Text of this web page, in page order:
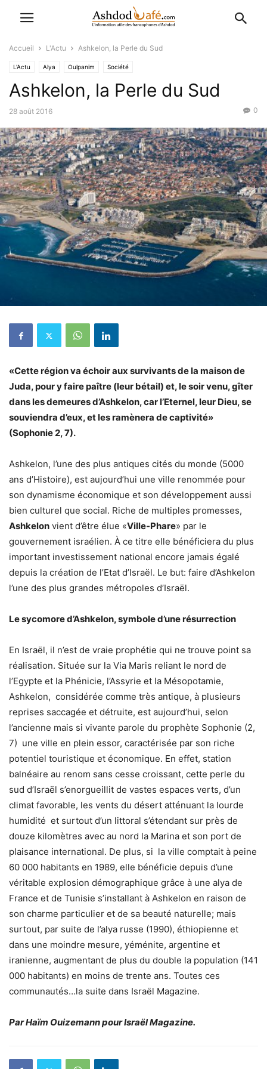
Accueil L'Actu Ashkelon, la Perle du Sud
L'Actu Alya Oulpanim Société
Ashkelon, la Perle du Sud
28 août 2016 0
«Cette région va échoir aux survivants de la maison de
Juda, pour y faire paître (leur bétail) et, le soir venu, gîter
dans les demeures d’Ashkelon, car l’Eternel, leur Dieu, se
souviendra d’eux, et les ramènera de captivité»
(Sophonie 2, 7).
Ashkelon, l’une des plus antiques cités du monde (5000
ans d’Histoire), est aujourd’hui une ville renommée pour
son dynamisme économique et son développement aussi
bien culturel que social. Riche de multiples promesses,
Ashkelon vient d’être élue «Ville-Phare» par le
gouvernement israélien. À ce titre elle bénéficiera du plus
important investissement national encore jamais égalé
depuis la création de l’Etat d’Israël. Le but: faire d’Ashkelon
l’une des plus grandes métropoles d’Israël.
Le sycomore d’Ashkelon, symbole d’une résurrection
En Israël, il n’est de vraie prophétie qui ne trouve point sa
réalisation. Située sur la Via Maris reliant le nord de
l’Egypte et la Phénicie, l’Assyrie et la Mésopotamie,
Ashkelon, considérée comme très antique, à plusieurs
reprises saccagée et détruite, est aujourd’hui, selon
l’ancienne mais si vivante parole du prophète Sophonie (2,
7) une ville en plein essor, caractérisée par son riche
potentiel touristique et économique. En effet, station
balnéaire au renom sans cesse croissant, cette perle du
sud d’Israël s’enorgueillit de vastes espaces verts, d’un
climat favorable, les vents du désert atténuant la lourde
humidité et surtout d’un littoral s’étendant sur près de
douze kilomètres avec au nord la Marina et son port de
plaisance international. De plus, si la ville comptait à peine
60 000 habitants en 1989, elle bénéficie depuis d’une
véritable explosion démographique grâce à une alya de
France et de Tunisie s’installant à Ashkelon en raison de
son charme particulier et de sa beauté naturelle; mais
surtout, par suite de l’alya russe (1990), éthiopienne et
dans une moindre mesure, yéménite, argentine et
iranienne, augmentant de plus du double la population (141
000 habitants) en moins de trente ans. Toutes ces
communautés…la suite dans Israël Magazine.
Par Haïm Ouizemann pour Israël Magazine.